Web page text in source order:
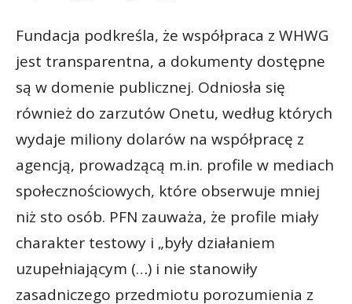
Fundacja podkreśla, że współpraca z WHWG
jest transparentna, a dokumenty dostępne
są w domenie publicznej. Odniosła się
również do zarzutów Onetu, według których
wydaje miliony dolarów na współpracę z
agencją, prowadzącą m.in. profile w mediach
społecznościowych, które obserwuje mniej
niż sto osób. PFN zauważa, że profile miały
charakter testowy i „były działaniem
uzupełniającym (…) i nie stanowiły
zasadniczego przedmiotu porozumienia z